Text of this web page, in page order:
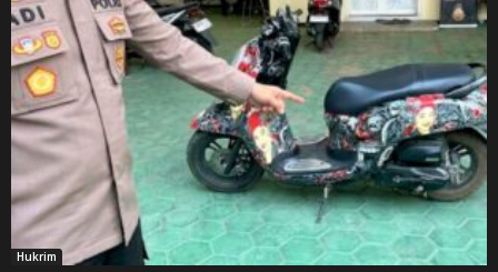
Hukrim